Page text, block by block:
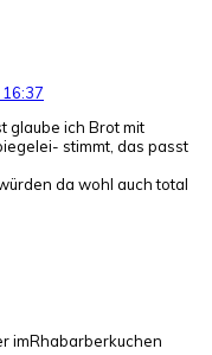
glaube ich Brot mit
stimmt, das passt
da wohl auch total
imRhabarberkuchen